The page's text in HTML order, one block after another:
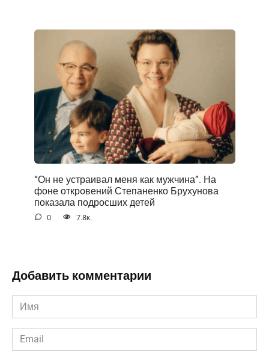
“Он не устраивал меня как мужчина”. На
фоне открoвений Степаненко Брухунова
показала подросших детей
0 7.8к.
Добавить комментарии
Имя
*
Email
*